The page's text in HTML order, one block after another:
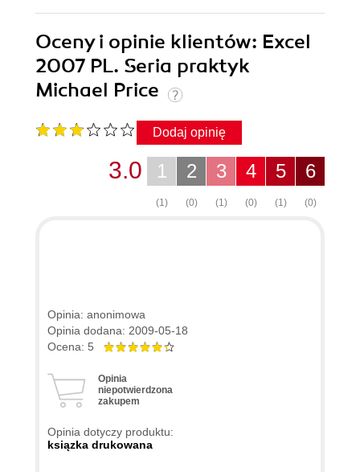
Oceny i opinie klientów: Excel
2007 PL. Seria praktyk
Michael Price
Dodaj opinię
6
(0)
5
(1)
4
(0)
3
(1)
2
(0)
1
(1)
3.0
Opinia: anonimowa
Opinia dodana: 2009-05-18
Ocena: 5
Opinia
niepotwierdzona
zakupem
Opinia dotyczy produktu:
ksiązka drukowana